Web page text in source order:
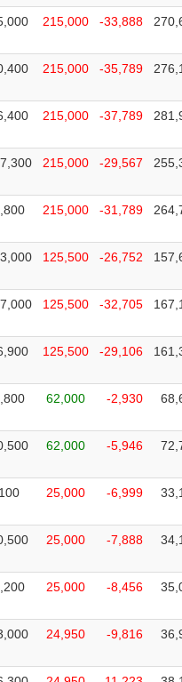
215,000 -33,888
215,000 -35,789
215,000 -37,789
215,000 -29,567
215,000 -31,789
125,500 -26,752
125,500 -32,705
125,500 -29,106
62,000 -2,930
62,000 -5,946
100 25,000 -6,999
25,000 -7,888
25,000 -8,456
24,950 -9,816
Chứng chỉ quỹ Chứng